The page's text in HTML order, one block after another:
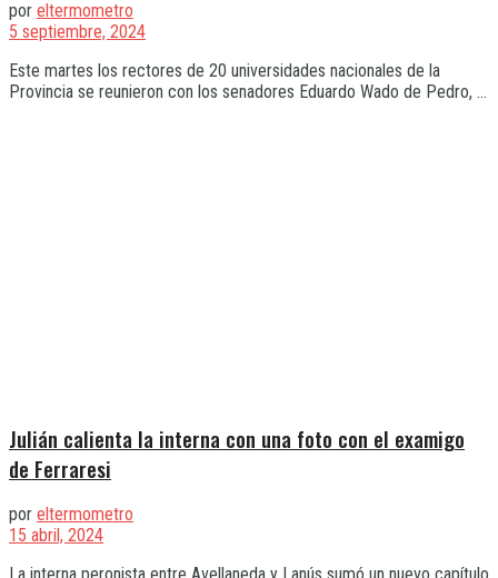
por eltermometro
5 septiembre, 2024
Este martes los rectores de 20 universidades nacionales de la
Provincia se reunieron con los senadores Eduardo Wado de Pedro, ...
Julián calienta la interna con una foto con el examigo
de Ferraresi
por eltermometro
15 abril, 2024